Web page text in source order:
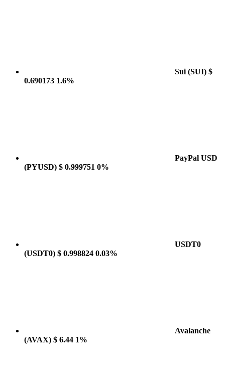
Sui (SUI) $
0.690173 1.6%
PayPal USD
(PYUSD) $ 0.999751 0%
USDT0
(USDT0) $ 0.998824 0.03%
Avalanche
(AVAX) $ 6.44 1%